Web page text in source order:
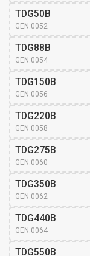
TDG50B
GEN.0052
TDG88B
GEN.0054
TDG150B
GEN.0056
TDG220B
GEN.0058
TDG275B
GEN.0060
TDG350B
GEN.0062
TDG440B
GEN.0064
TDG550B